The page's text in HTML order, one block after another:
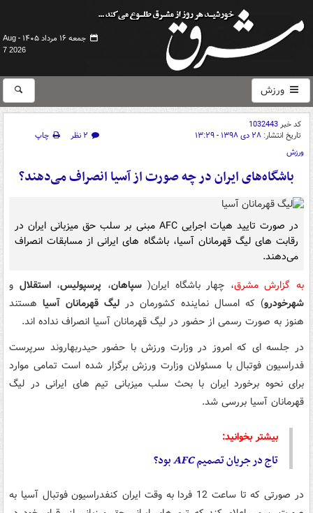
جمعه ۱۶ مرداد ۱۴۰۵ -
Aug
7 2026
ورزش
کد خبر1032443
تاریخ انتشار: ۲۸ دی ۱۳۹۸ - ۱۳:۲۹ ۲ نظر
چاپ
ورزش
باشگاه‌های ایران در چه صورت از آسیا انصراف می‌دهند؟
در صورت تایید هیات اجرایی AFC مبنی بر سلب حق میزبانی ایران در
رقابت های لیگ قهرمانان آسیا، باشگاه های ایرانی از مسابقات انصراف
می‌دهند.
به گزارش مشرق، چهار باشگاه ایران(سپاهان، پرسپولیس،استقلال و
شهرخودرو) که امسال نماینده کشورمان در لیگ قهرمانان آسیا هستند
هنوز به صورت رسمی از حضور در لیگ قهرمانان آسیا انصراف نداده اند.
در جلسه ای که امروز در وزارت ورزش با حضور حیدربهاروند سرپرست
فدراسیون فوتبال با مسئولان وزارت ورزش برگزار شده است تمامی موارد
برای نحوه برخورد ایران با بحث سلب میزبانی تیم های ایرانی در لیگ
قهرمانان آسیا بررسی شد.
بیشتر بخوانید:
تاج در جریان تصمیمAFCبود؟
در صورتی که تا ساعت 12 فردا به وقت ایران کنفدراسیون فوتبال آسیا به